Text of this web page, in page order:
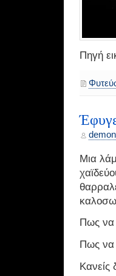
Πηγή
demon
Μια
Πως να
Πως να
Κανείς